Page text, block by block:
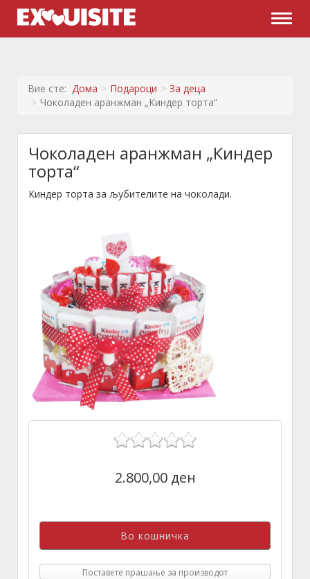
Вие сте: Дома Подароци
За деца
Чоколаден аранжман „Киндер торта“
Чоколаден аранжман „Киндер
торта“
Киндер торта за љубителите на чоколади.
2.800,00 ден
Поставете прашање за производот